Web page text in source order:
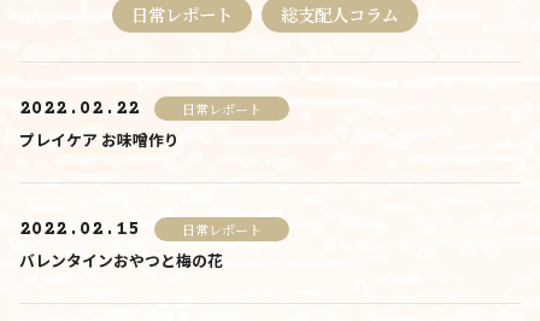
施設について
施設について
施設内・設備
日常レポート
総支配人コラム
2022.02.22 日常レポート
プレイケア お味噌作り
2022.02.15 日常レポート
バレンタインおやつと梅の花